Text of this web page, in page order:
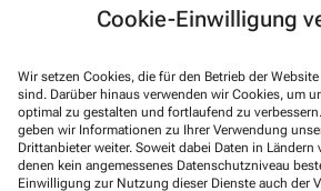
Cookie-Einwilligung
Wir setzen Cookies, die für den Betrieb der
sind. Darüber hinaus verwenden wir Cookies, um
optimal zu gestalten und fortlaufend zu
geben wir Informationen zu Ihrer Verwendung
Drittanbieter weiter. Soweit dabei Daten in Ländern
denen kein angemessenes Datenschutzniveau
Einwilligung zur Nutzung dieser Dienste auch der
Hier gibt es aktuell nichts Neues.